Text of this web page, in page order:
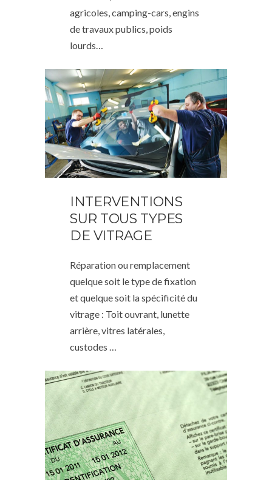
agricoles, camping-cars, engins
de travaux publics, poids
lourds…
INTERVENTIONS
SUR TOUS TYPES
DE VITRAGE
Réparation ou remplacement
quelque soit le type de fixation
et quelque soit la spécificité du
vitrage : Toit ouvrant, lunette
arrière, vitres latérales,
custodes …